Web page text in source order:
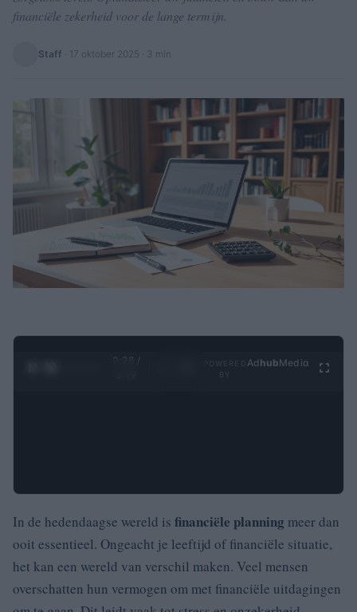
financiële zekerheid voor de lange termijn.
Staff 17 oktober 2025 · 3 min
0:29 /
Ad hubMedia
In de hedendaagse wereld is financiële planning meer dan
ooit essentieel. Ongeacht je leeftijd of financiële situatie,
het kan een wereld van verschil maken. Veel mensen
overschatten hun vermogen om met financiële uitdagingen